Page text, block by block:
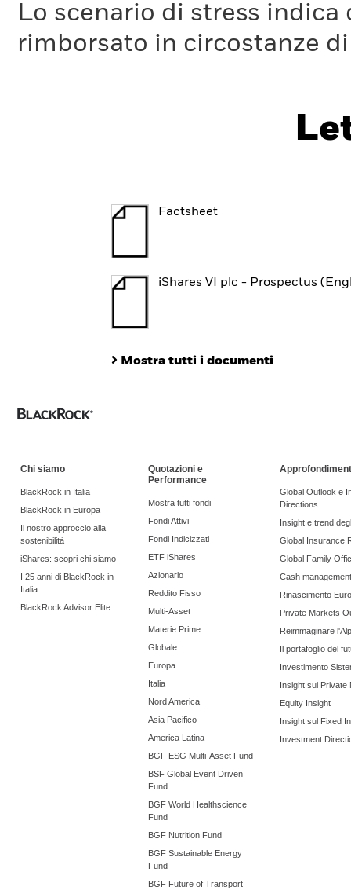
Lo scenario di stress
rimborsato in circostanze
Factsheet
iShares VI plc - Prospectus
Mostra tutti i documenti
Chi siamo
BlackRock in Italia
BlackRock in Europa
Il nostro approccio alla
sostenibilità
iShares: scopri chi siamo
I 25 anni di BlackRock in
Italia
BlackRock Advisor Elite
Quotazioni e
Performance
Mostra tutti fondi
Fondi Attivi
Fondi Indicizzati
ETF iShares
Azionario
Reddito Fisso
Multi-Asset
Materie Prime
Globale
Europa
Italia
Nord America
Asia Pacifico
America Latina
BGF ESG Multi-Asset Fund
BSF Global Event Driven
Fund
BGF World Healthscience
Fund
BGF Nutrition Fund
BGF Sustainable Energy
Fund
BGF Future of Transport
Global Outlook e
Directions
Insight e trend
Global Insurance
Global Family
Cash management
Rinascimento
Private Markets
Reimmaginare
Il portafoglio del
Investimento
Insight sui Private
Equity Insight
Insight sul Fixed
Investment